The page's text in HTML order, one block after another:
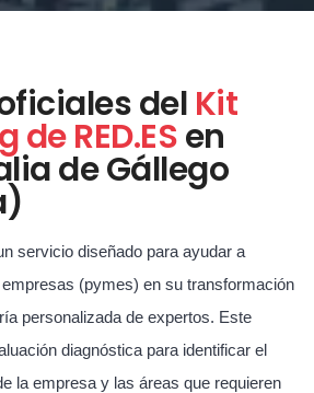
del Kit
RED.ESen
de Gállego
servicio diseñado para ayudar a
(pymes) en su transformación
personalizada de expertos. Este
diagnóstica para identificar el
la empresa y las áreas que requieren